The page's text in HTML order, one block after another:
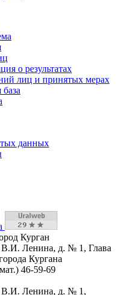
о результатах
лиц и принятых мерах
данных
Курган
В.И. Ленина, д. № 1, Глава
Кургана
46-59-69
В.И. Ленина, д. № 1,